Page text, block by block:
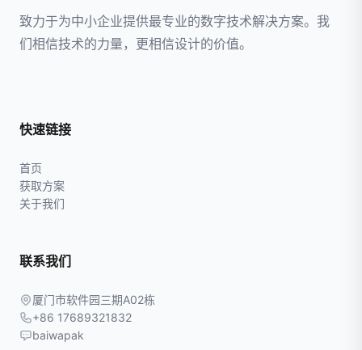
致力于为中小企业提供最专业的数字技术解决方案。我
们相信技术的力量，更相信设计的价值。
快速链接
首页
获取方案
关于我们
联系我们
厦门市软件园三期A02栋
+86 17689321832
baiwapak